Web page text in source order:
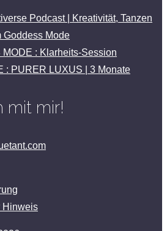
Podcast | Kreativität, Tanzen
Goddess Mode
: Klarheits-Session
: PURER LUXUS | 3 Monate
mit mir!
Hinweis